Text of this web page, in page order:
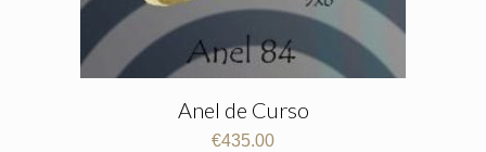
Anel de Curso
€435.00